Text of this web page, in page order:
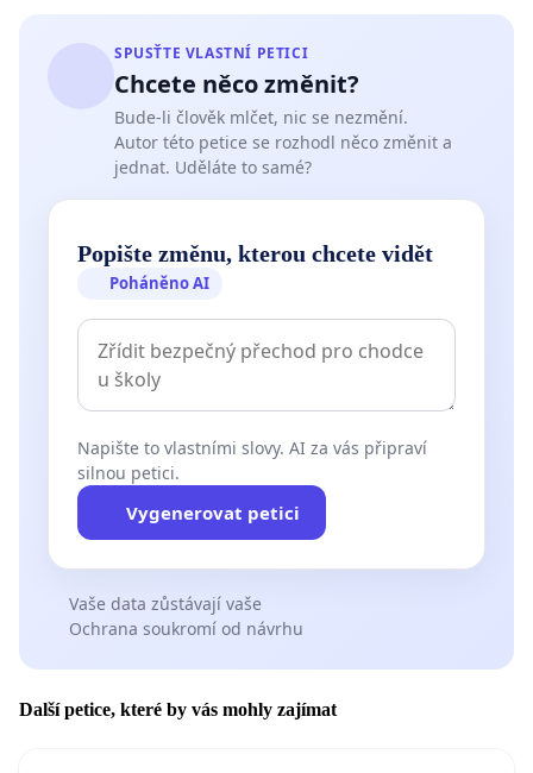
SPUSŤTE VLASTNÍ PETICI
Chcete něco změnit?
Bude-li člověk mlčet, nic se nezmění.
Autor této petice se rozhodl něco změnit a
jednat. Uděláte to samé?
Popište změnu, kterou chcete vidět
Poháněno AI
Napište to vlastními slovy. AI za vás připraví
silnou petici.
Vygenerovat petici
Vaše data zůstávají vaše
Ochrana soukromí od návrhu
Další petice, které by vás mohly zajímat